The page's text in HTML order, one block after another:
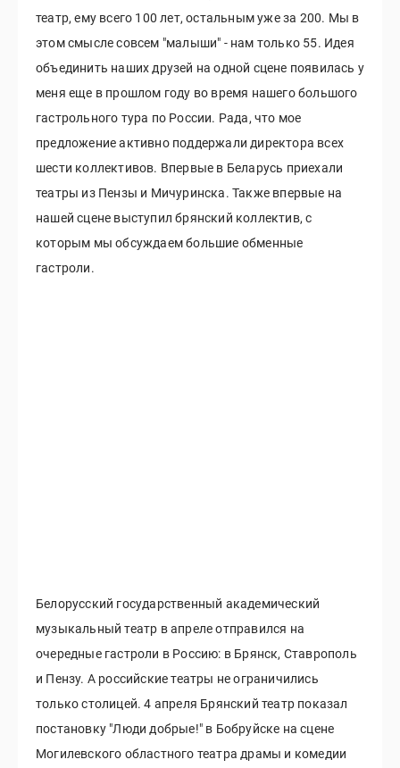
театр, ему всего 100 лет, остальным уже за 200. Мы в
этом смысле совсем "малыши" - нам только 55. Идея
объединить наших друзей на одной сцене появилась у
меня еще в прошлом году во время нашего большого
гастрольного тура по России. Рада, что мое
предложение активно поддержали директора всех
шести коллективов. Впервые в Беларусь приехали
театры из Пензы и Мичуринска. Также впервые на
нашей сцене выступил брянский коллектив, с
которым мы обсуждаем большие обменные
гастроли.
Белорусский государственный академический
музыкальный театр в апреле отправился на
очередные гастроли в Россию: в Брянск, Ставрополь
и Пензу. А российские театры не ограничились
только столицей. 4 апреля Брянский театр показал
постановку "Люди добрые!" в Бобруйске на сцене
Могилевского областного театра драмы и комедии